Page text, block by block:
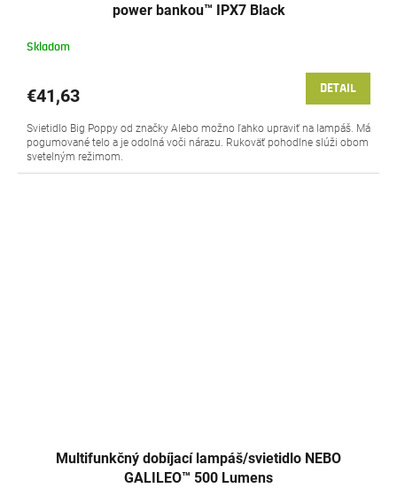
power bankou™ IPX7 Black
Skladom
€41,63 DETAIL
Svietidlo Big Poppy od značky Alebo možno ľahko upraviť na lampáš. Má
pogumované telo a je odolná voči nárazu. Rukoväť pohodlne slúži obom
svetelným režimom.
Multifunkčný dobíjací lampáš/svietidlo NEBO
GALILEO™ 500 Lumens